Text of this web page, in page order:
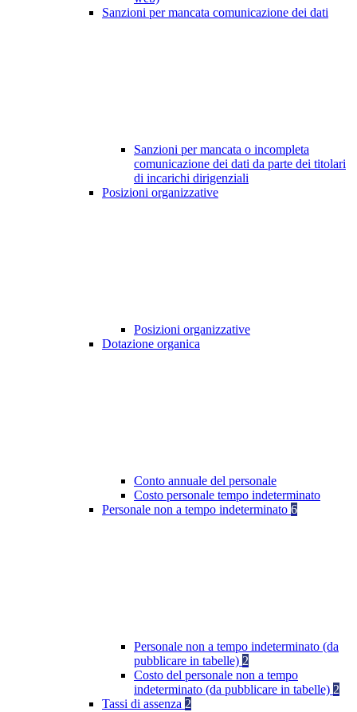
Sanzioni per mancata comunicazione dei dati
Sanzioni per mancata o incompleta
comunicazione dei dati da parte dei titolari
di incarichi dirigenziali
Posizioni organizzative
Posizioni organizzative
Dotazione organica
Conto annuale del personale
Costo personale tempo indeterminato
Personale non a tempo indeterminato 6
Personale non a tempo indeterminato (da
pubblicare in tabelle) 2
Costo del personale non a tempo
indeterminato (da pubblicare in tabelle) 2
Tassi di assenza 2